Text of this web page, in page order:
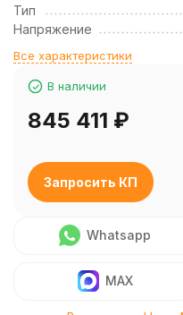
Тип
Напряжение
Все характеристики
В наличии
845 411 ₽
Запросить КП
Whatsapp
MAX